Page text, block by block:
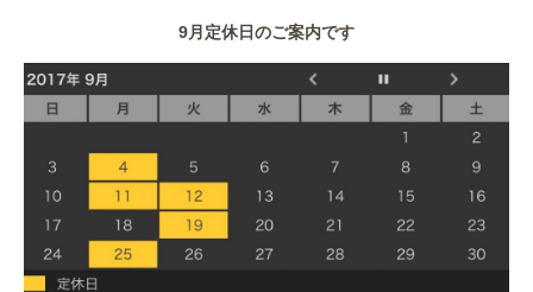
9月定休日のご案内です